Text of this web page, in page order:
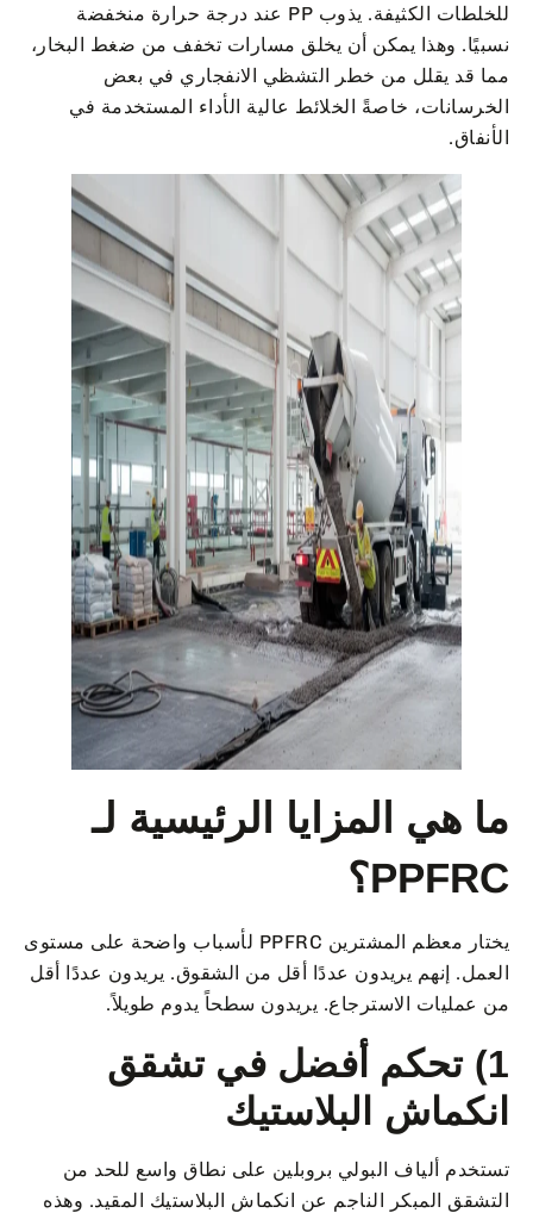
للخلطات الكثيفة. يذوب PP عند درجة حرارة منخفضة
نسبيًا. وهذا يمكن أن يخلق مسارات تخفف من ضغط البخار،
مما قد يقلل من خطر التشظي الانفجاري في بعض
الخرسانات، خاصةً الخلائط عالية الأداء المستخدمة في
الأنفاق.
ما هي المزايا الرئيسية لـ
PPFRC؟
يختار معظم المشترين PPFRC لأسباب واضحة على مستوى
العمل. إنهم يريدون عددًا أقل من الشقوق. يريدون عددًا أقل
من عمليات الاسترجاع. يريدون سطحاً يدوم طويلاً.
1) تحكم أفضل في تشقق
انكماش البلاستيك
تستخدم ألياف البولي بروبلين على نطاق واسع للحد من
التشقق المبكر الناجم عن انكماش البلاستيك المقيد. وهذه